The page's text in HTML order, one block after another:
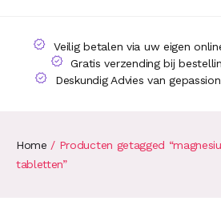
Veilig betalen via uw eigen
Gratis verzending bij
Deskundig Advies van
Home / Producten getagged
tabletten”